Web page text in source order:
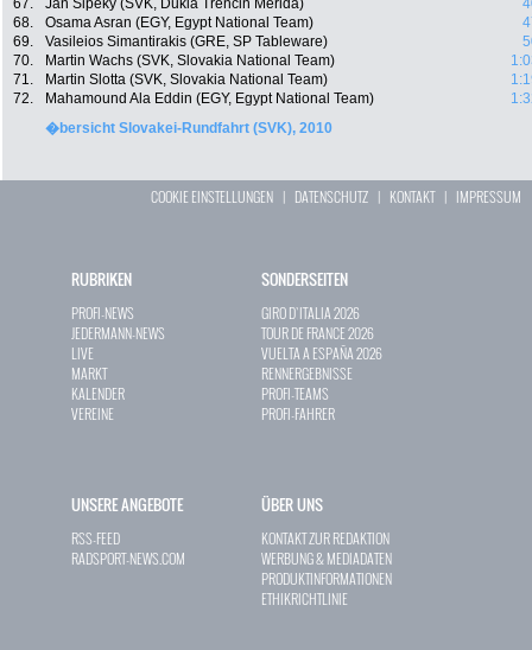
67.
Ján Šipeky (SVK, Dukla Trencin Merida)
68.
Osama Asran (EGY, Egypt National Team)
69.
Vasileios Simantirakis (GRE, SP Tableware)
70.
Martin Wachs (SVK, Slovakia National Team)
71.
Martin Slotta (SVK, Slovakia National Team)
72.
Mahamound Ala Eddin (EGY, Egypt National Team)
�bersicht Slovakei-Rundfahrt (SVK), 2010
COOKIE EINSTELLUNGEN | DATENSCHUTZ | KONTAKT| IMPRESSUM
RUBRIKEN
PROFI-NEWS
JEDERMANN-NEWS
LIVE
MARKT
KALENDER
VEREINE
SONDERSEITEN
GIRO D`ITALIA 2026
TOUR DE FRANCE 2026
VUELTA A ESPAÑA 2026
RENNERGEBNISSE
PROFI-TEAMS
PROFI-FAHRER
UNSERE ANGEBOTE
RSS-FEED
RADSPORT-NEWS.COM
ÜBER UNS
KONTAKT ZUR REDAKTION
WERBUNG & MEDIADATEN
PRODUKTINFORMATIONEN
ETHIKRICHTLINIE